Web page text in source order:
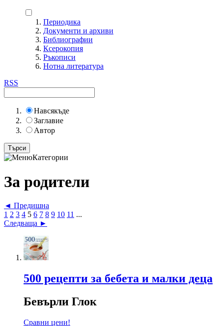
Периодика
Документи и архиви
Библиографии
Ксерокопия
Ръкописи
Нотна литература
RSS
Навсякъде
Заглавие
Автор
Категории
За родители
◄ Предишна
1 2 3 4 5 6 7 8 9 10 11 ...
Следваща ►
500 рецепти за бебета и малки деца
Бевърли Глок
Сравни цени!